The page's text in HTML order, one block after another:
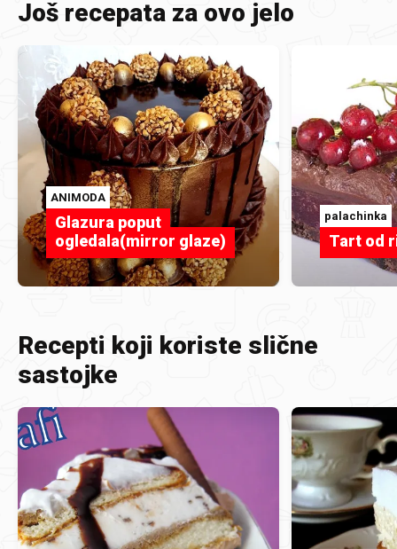
Još recepata za ovo jelo
ANIMODA
Glazura poput
ogledala(mirror glaze)
palachinka
Tart od
Recepti koji koriste slične
sastojke